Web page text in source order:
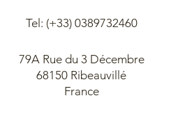
79A Rue du 3 Décembre
68150 Ribeauvillé
France
Tel: (+33) 0389732460